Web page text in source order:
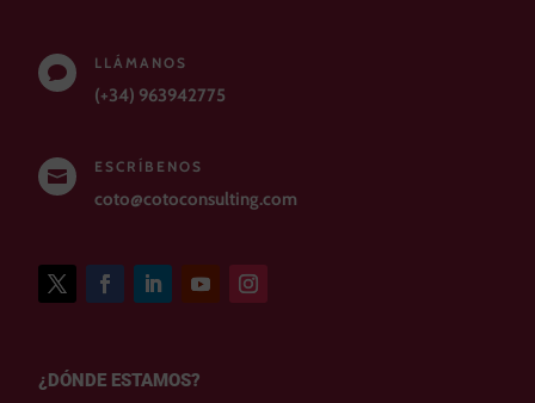

LLÁMANOS
(+34) 963942775

ESCRÍBENOS
coto@cotoconsulting.com
¿DÓNDE ESTAMOS?